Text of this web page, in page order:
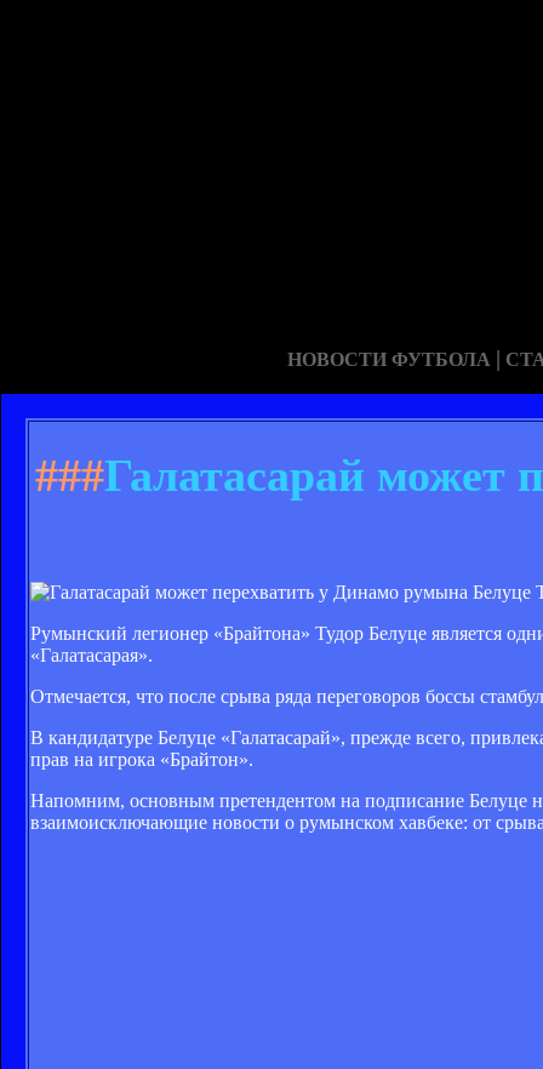
НОВОСТИ ФУТБОЛА |
###Галатасарай может
Румынский легионер «Брайтона» Тудор Белуце является
«Галатасарая».
Отмечается, что после срыва ряда переговоров боссы
В кандидатуре Белуце «Галатасарай», прежде всего,
прав на игрока «Брайтон».
Напомним, основным претендентом на подписание Белуце
взаимоисключающие новости о румынском хавбеке: от